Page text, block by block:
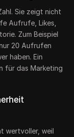
Sie zeigt nicht
Aufrufe, Likes,
Zum Beispiel
20 Aufrufen
haben. Ein
für das Marketing
wertvoller, weil